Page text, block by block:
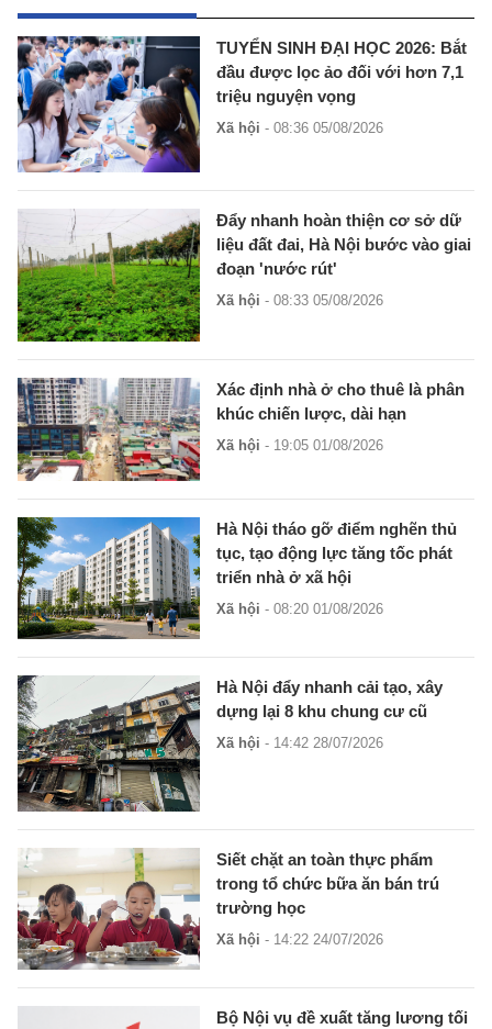
TUYỂN SINH ĐẠI HỌC 2026: Bắt
đầu được lọc ảo đối với hơn 7,1
triệu nguyện vọng
Xã hội - 08:36 05/08/2026
Đẩy nhanh hoàn thiện cơ sở dữ
liệu đất đai, Hà Nội bước vào giai
đoạn 'nước rút'
Xã hội - 08:33 05/08/2026
Xác định nhà ở cho thuê là phân
khúc chiến lược, dài hạn
Xã hội - 19:05 01/08/2026
Hà Nội tháo gỡ điểm nghẽn thủ
tục, tạo động lực tăng tốc phát
triển nhà ở xã hội
Xã hội - 08:20 01/08/2026
Hà Nội đẩy nhanh cải tạo, xây
dựng lại 8 khu chung cư cũ
Xã hội - 14:42 28/07/2026
Siết chặt an toàn thực phẩm
trong tổ chức bữa ăn bán trú
trường học
Xã hội - 14:22 24/07/2026
Bộ Nội vụ đề xuất tăng lương tối